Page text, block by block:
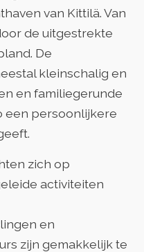
van Kittilä. Van
de uitgestrekte
De
kleinschalig en
en familiegerunde
een persoonlijkere
zich op
activiteiten
en
zijn gemakkelijk te